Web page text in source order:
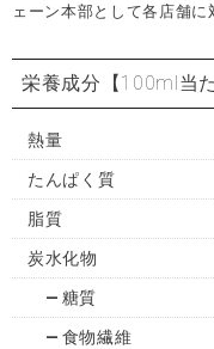
ェーン本部として各店舗に
栄養成分 【100ml当
熱量
たんぱく質
脂質
炭水化物
糖質
食物繊維